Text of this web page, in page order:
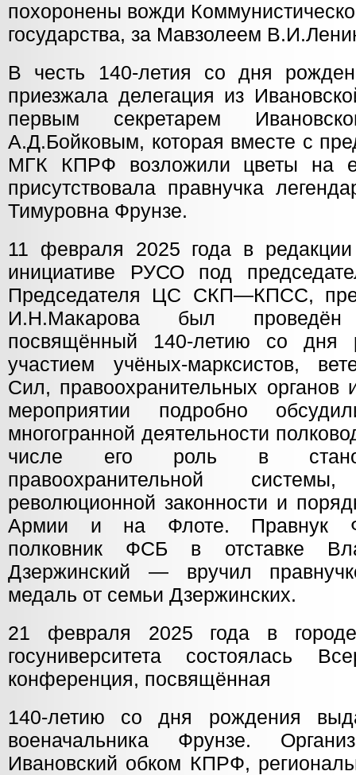
похоронены вожди
государства, за Мавзолеем
В честь 140-летия со дня
приезжала делегация из
первым секретарем
А.Д.Бойковым, которая вместе с
МГК КПРФ возложили цветы на
присутствовала правнучка
Тимуровна Фрунзе.
11 февраля 2025 года в
инициативе РУСО под
Председателя ЦС СКП—КПСС,
И.Н.Макарова был
посвящённый 140-летию со дня
участием учёных-марксистов,
Сил, правоохранительных
мероприятии подробно
многогранной деятельности
числе его роль в
правоохранительной
революционной законности и
Армии и на Флоте. Правнук
полковник ФСБ в отставке
Дзержинский — вручил
медаль от семьи Дзержинских.
21 февраля 2025 года в
госуниверситета состоялась
конференция, посвящённая
140-летию со дня рождения
военачальника Фрунзе.
Ивановский обком КПРФ,